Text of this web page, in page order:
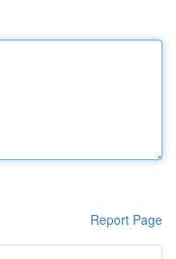
Report Page